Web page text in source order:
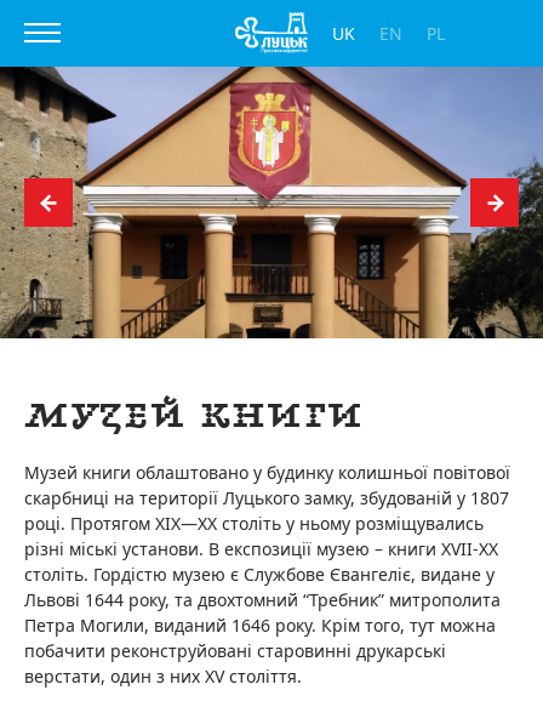
UK EN PL
Музей книги
Музей книги облаштовано у будинку колишньої повітової
скарбниці на території Луцького замку, збудованій у 1807
році. Протягом ХІХ—ХХ століть у ньому розміщувались
різні міські установи. В експозиції музею – книги ХVII-ХХ
століть. Гордістю музею є Службове Євангеліє, видане у
Львові 1644 року, та двохтомний “Требник” митрополита
Петра Могили, виданий 1646 року. Крім того, тут можна
побачити реконструйовані старовинні друкарські
верстати, один з них ХV століття.